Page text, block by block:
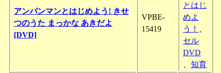
アンパンマンとはじめよう! きせ
つのうた まっかな あきだよ
[DVD]
VPBE-
15419
とはじ
めよ
う！
セル
DVD
知育